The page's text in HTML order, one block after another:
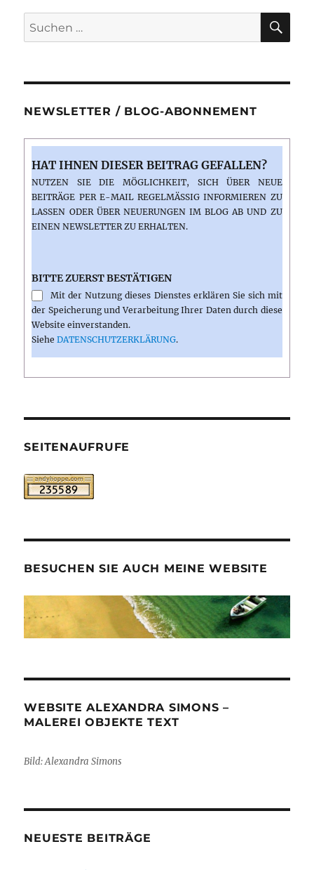
Suchen
nach:
NEWSLETTER / BLOG-ABONNEMENT
HAT IHNEN DIESER BEITRAG GEFALLEN?
NUTZEN SIE DIE MÖGLICHKEIT, SICH ÜBER NEUE
BEITRÄGE PER E-MAIL REGELMÄSSIG INFORMIEREN ZU L
ASSEN ODER ÜBER NEUERUNGEN IM BLOG AB UND ZU E
INEN NEWSLETTER ZU ERHALTEN.
BITTE ZUERST BESTÄTIGEN
Mit der Nutzung dieses Dienstes erklären Sie sich mit
der Speicherung und Verarbeitung Ihrer Daten durch diese
Website einverstanden.
SieheDATENSCHUTZERKLÄRUNG.
SEITENAUFRUFE
BESUCHEN SIE AUCH MEINE WEBSITE
WEBSITE ALEXANDRA SIMONS –
MALEREI OBJEKTE TEXT
Bild: Alexandra Simons
NEUESTE BEITRÄGE